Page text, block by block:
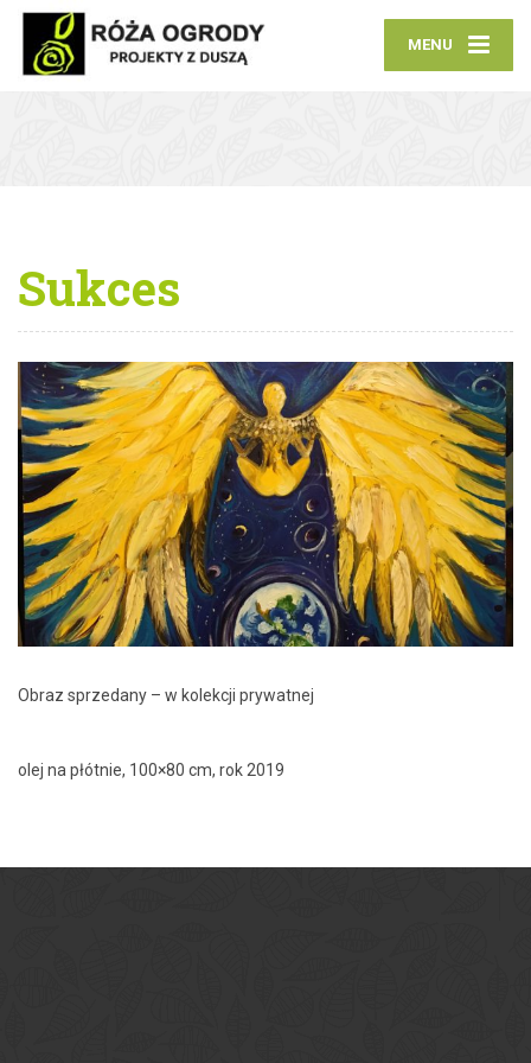
MENU
Sukces
Obraz sprzedany – w kolekcji prywatnej
olej na płótnie, 100×80 cm, rok 2019